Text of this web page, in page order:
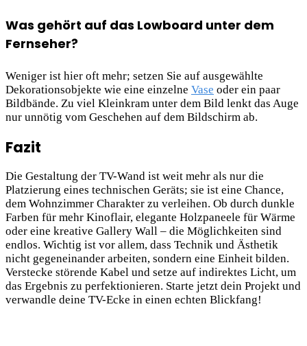
Was gehört auf das Lowboard unter dem
Fernseher?
Weniger ist hier oft mehr; setzen Sie auf ausgewählte
Dekorationsobjekte wie eine einzelne Vase oder ein paar
Bildbände. Zu viel Kleinkram unter dem Bild lenkt das Auge
nur unnötig vom Geschehen auf dem Bildschirm ab.
Fazit
Die Gestaltung der TV-Wand ist weit mehr als nur die
Platzierung eines technischen Geräts; sie ist eine Chance,
dem Wohnzimmer Charakter zu verleihen. Ob durch dunkle
Farben für mehr Kinoflair, elegante Holzpaneele für Wärme
oder eine kreative Gallery Wall – die Möglichkeiten sind
endlos. Wichtig ist vor allem, dass Technik und Ästhetik
nicht gegeneinander arbeiten, sondern eine Einheit bilden.
Verstecke störende Kabel und setze auf indirektes Licht, um
das Ergebnis zu perfektionieren. Starte jetzt dein Projekt und
verwandle deine TV-Ecke in einen echten Blickfang!